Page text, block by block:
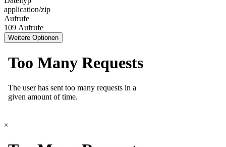
application/zip
Aufrufe
109 Aufrufe
Weitere Optionen
×